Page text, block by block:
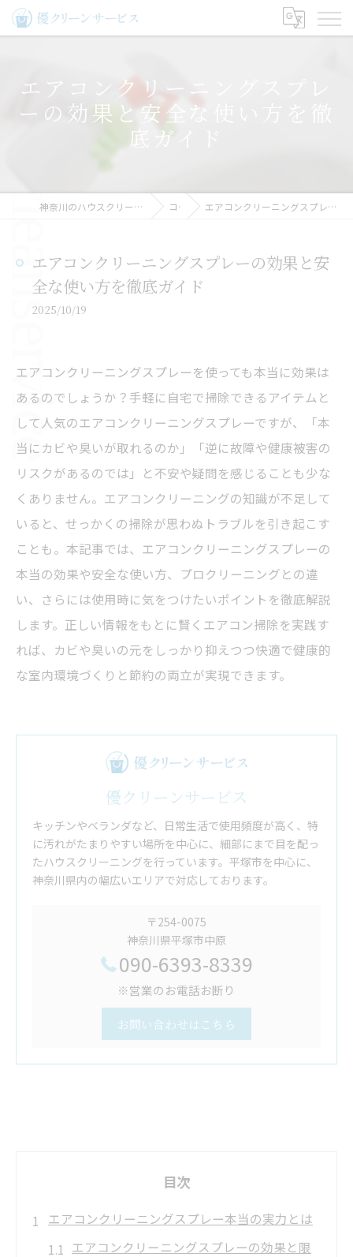
エアコンクリーニングスプレ
ーの効果と安全な使い方を徹
底ガイド
神奈川のハウスクリーニングなら優クリーンサービス コラム エアコンクリーニングスプレーの効果と安全な使い方を徹底ガイド
エアコンクリーニングスプレーの効果と安
全な使い方を徹底ガイド
2025/10/19
エアコンクリーニングスプレーを使っても本当に効果は
あるのでしょうか？手軽に自宅で掃除できるアイテムと
して人気のエアコンクリーニングスプレーですが、「本
当にカビや臭いが取れるのか」「逆に故障や健康被害の
リスクがあるのでは」と不安や疑問を感じることも少な
くありません。エアコンクリーニングの知識が不足して
いると、せっかくの掃除が思わぬトラブルを引き起こす
ことも。本記事では、エアコンクリーニングスプレーの
本当の効果や安全な使い方、プロクリーニングとの違
い、さらには使用時に気をつけたいポイントを徹底解説
します。正しい情報をもとに賢くエアコン掃除を実践す
れば、カビや臭いの元をしっかり抑えつつ快適で健康的
な室内環境づくりと節約の両立が実現できます。
優クリーンサービス
キッチンやベランダなど、日常生活で使用頻度が高く、特
に汚れがたまりやすい場所を中心に、細部にまで目を配っ
たハウスクリーニングを行っています。平塚市を中心に、
神奈川県内の幅広いエリアで対応しております。
〒254-0075
神奈川県平塚市中原
090-6393-8339
※営業のお電話お断り
お問い合わせはこちら
目次
エアコンクリーニングスプレー本当の実力とは
エアコンクリーニングスプレーの効果と限